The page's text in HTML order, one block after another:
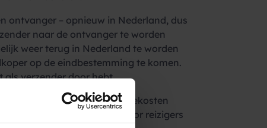
ontvanger – opnieuw in Nederland, dus
naar de ontvanger te worden
weer terug in Nederland te worden
op de eindbestemming te komen.
als verzender door hebt.
hierdoor de interconnectiekosten
was bedoeld voor reizigers